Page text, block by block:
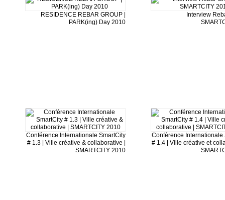
RESIDENCE REBAR GROUP |
PARK(ing) Day 2010
Interview
Conférence Internationale SmartCity
# 1.3 | Ville créative & collaborative |
SMARTCITY 2010
Conférence Internationale
# 1.4 | Ville créative et